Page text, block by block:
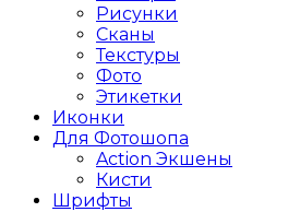
Рисунки
Сканы
Текстуры
Фото
Этикетки
Иконки
Для Фотошопа
Action Экшены
Кисти
Шрифты